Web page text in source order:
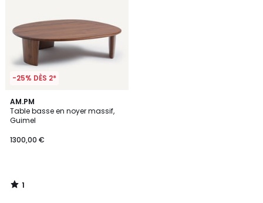
-25% DÈS 2*
AM.PM
Table basse en noyer massif,
Guimel
1300,00 €
1
/
5
1
/